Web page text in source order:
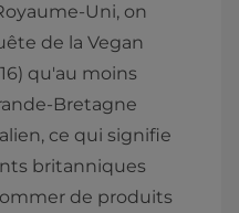
Uni, on
de la Vegan
qu'au moins
Bretagne
ce qui signifie
britanniques
de produits